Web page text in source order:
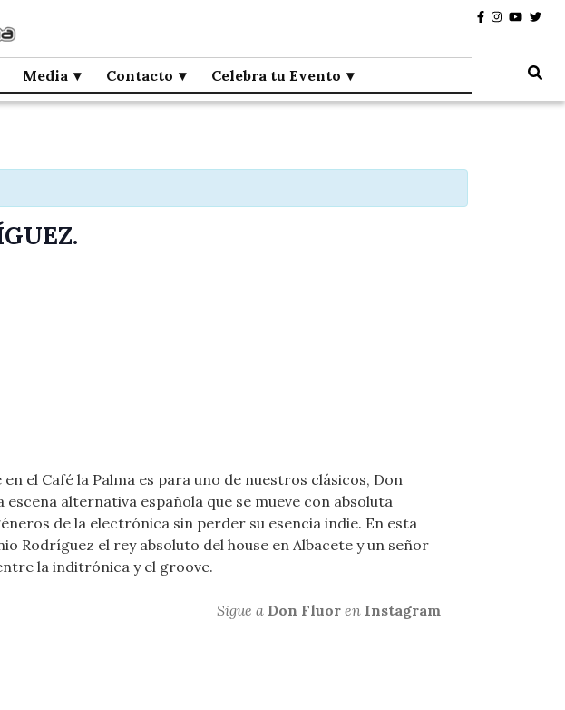
Media Contacto Celebra tu Evento
el Café la Palma es para uno de nuestros clásicos, Don
escena alternativa española que se mueve con absoluta
de la electrónica sin perder su esencia indie. En esta
Rodríguez el rey absoluto del house en Albacete y un señor
la inditrónica y el groove.
Sigue a Don Fluor en Instagram